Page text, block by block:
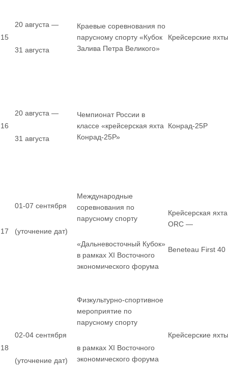
15
20 августа —
31 августа
Краевые соревнования по
парусному спорту «Кубок
Залива Петра Великого»
Крейсерские яхты
16
20 августа —
31 августа
Чемпионат России в
классе «крейсерская яхта
Конрад-25Р»
Конрад-25Р
17
01-07 сентября
(уточнение дат)
Международные
соревнования по
парусному спорту
«Дальневосточный Кубок»
в рамках XI Восточного
экономического форума
Крейсерская яхта
ORC —
Beneteau First 40
18
02-04 сентября
(уточнение дат)
Физкультурно-спортивное
мероприятие по
парусному спорту
в рамках XI Восточного
экономического форума
Крейсерские яхты